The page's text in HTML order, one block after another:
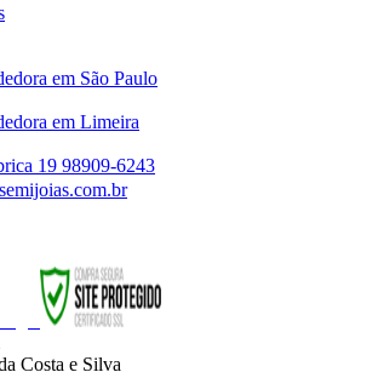
em São Paulo
em Limeira
19 98909-6243
Costa e Silva